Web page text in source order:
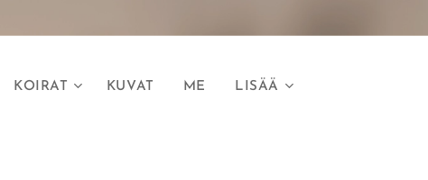
KOIRAT KUVAT ME LISÄÄ